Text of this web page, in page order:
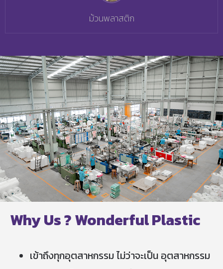
ม้วนพลาสติก
Why Us ? Wonderful Plastic
เข้าถึงทุกอุตสาหกรรม ไม่ว่าจะเป็น อุตสาหกรรม